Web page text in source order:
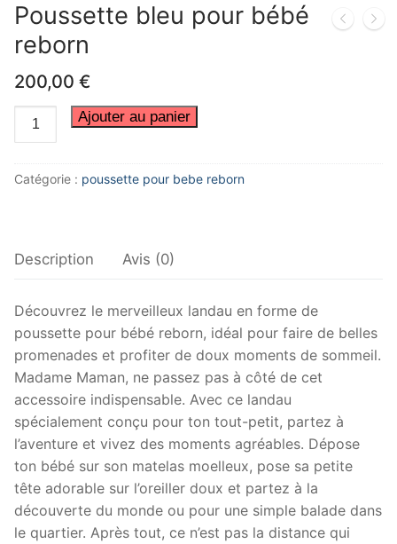
Poussette bleu pour bébé
reborn
200,00 €
quantité
de
bleu
reborn
Ajouter au panier
Catégorie : poussette pour bebe reborn
Description Avis (0)
Découvrez le merveilleux landau en forme de
poussette pour bébé reborn, idéal pour faire de belles
promenades et profiter de doux moments de sommeil.
Madame Maman, ne passez pas à côté de cet
accessoire indispensable. Avec ce landau
spécialement conçu pour ton tout-petit, partez à
l’aventure et vivez des moments agréables. Dépose
ton bébé sur son matelas moelleux, pose sa petite
tête adorable sur l’oreiller doux et partez à la
découverte du monde ou pour une simple balade dans
le quartier. Après tout, ce n’est pas la distance qui